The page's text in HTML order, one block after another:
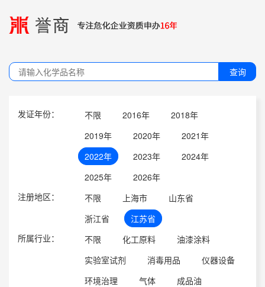
查询
发证年份： 不限 2016年
2018年
2019年
2020年
2021年
2022年
2023年
2024年
2025年
2026年
注册地区：
不限 上海市
山东省
浙江省
江苏省
所属行业：
不限 化工原料
油漆涂料
实验室试剂
消毒用品
仪器设备
环境治理
气体
成品油